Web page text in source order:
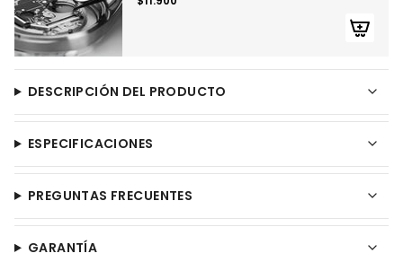
DESCRIPCIÓN DEL PRODUCTO
ESPECIFICACIONES
PREGUNTAS FRECUENTES
GARANTÍA